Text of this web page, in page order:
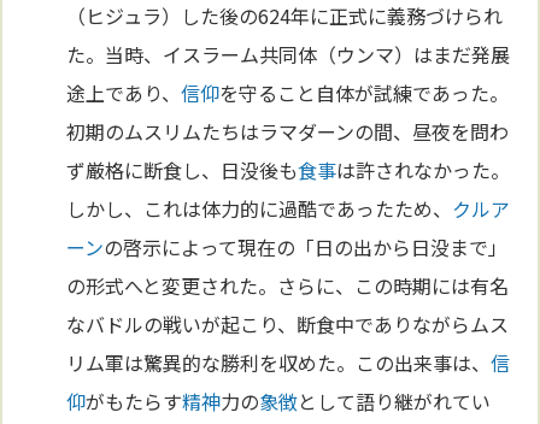
（ヒジュラ）した後の624年に正式に義務づけられ
た。当時、イスラーム共同体（ウンマ）はまだ発展
途上であり、信仰を守ること自体が試練であった。
初期のムスリムたちはラマダーンの間、昼夜を問わ
ず厳格に断食し、日没後も食事は許されなかった。
しかし、これは体力的に過酷であったため、 クルア
ーンの啓示によって現在の「日の出から日没まで」
の形式へと変更された。さらに、この時期には有名
なバドルの戦いが起こり、断食中でありながらムス
リム軍は驚異的な勝利を収めた。この出来事は、信
仰がもたらす精神力の象徴として語り継がれてい